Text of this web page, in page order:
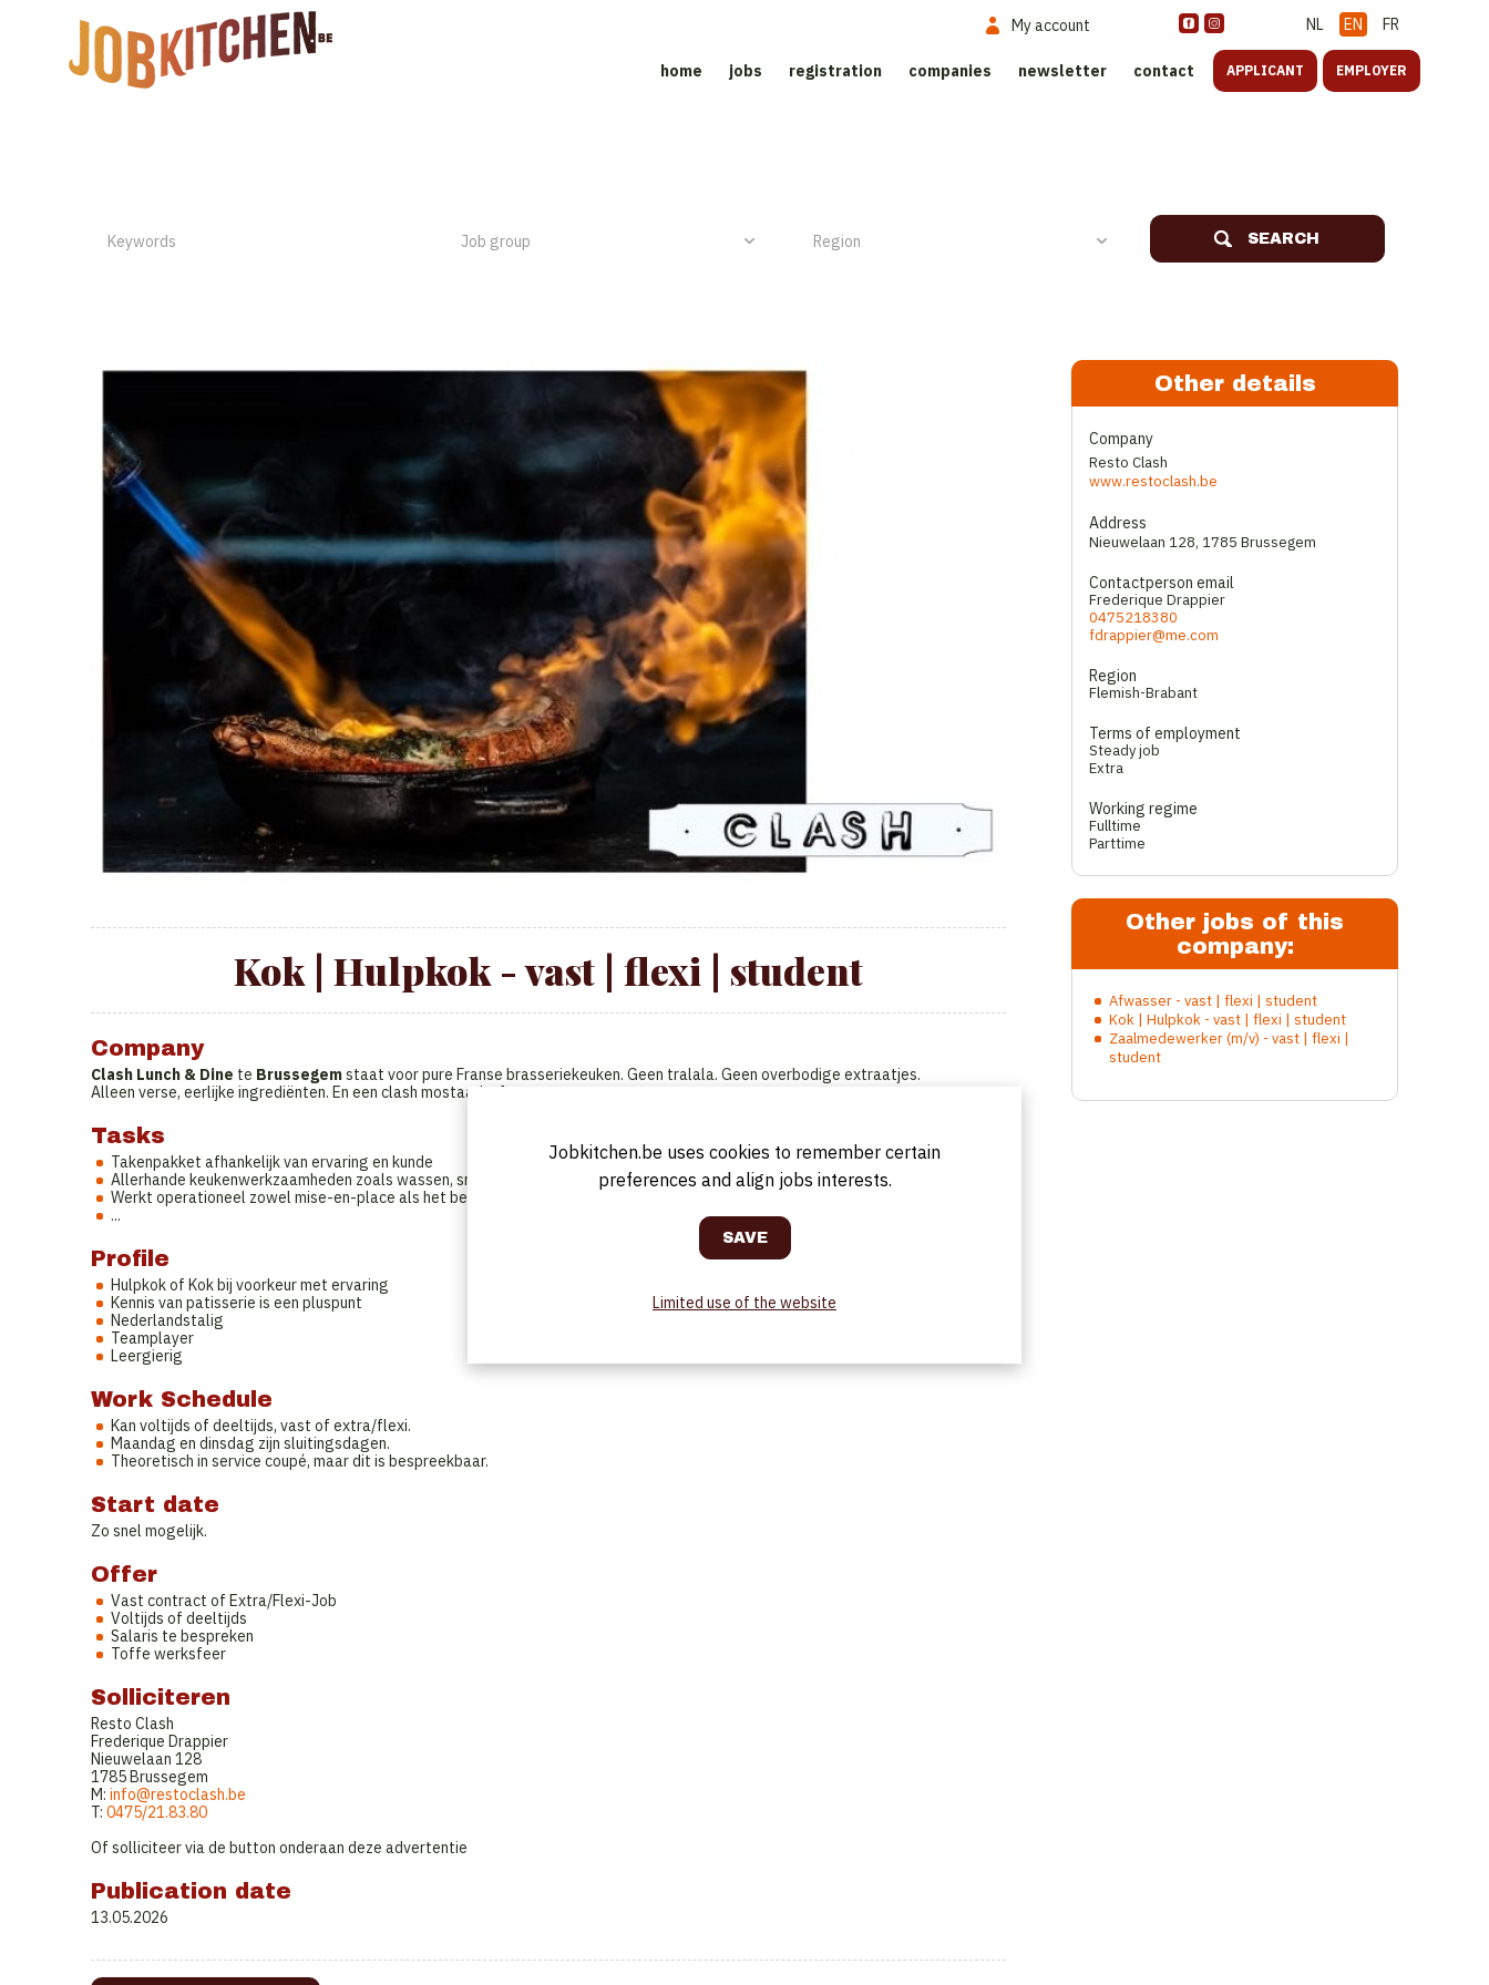
NL EN FR
My account
home jobs registration companies newsletter contact APPLICANT EMPLOYER
SEARCH
Kok | Hulpkok - vast | flexi | student
Company
Clash Lunch & Dine te Brussegemstaat voor pure Franse brasseriekeuken. Geen tralala. Geen overbodige extraatjes.
Alleen verse, eerlijke ingrediënten. En een clash mostaad, af en toe.
Tasks
Takenpakket afhankelijk van ervaring en kunde
Allerhande keukenwerkzaamheden zoals wassen, snijden, bakken, ...
Werkt operationeel zowel mise-en-place als het bereiden en garneren van gerechten
...
Profile
Hulpkok of Kok bij voorkeur met ervaring
Kennis van patisserie is een pluspunt
Nederlandstalig
Teamplayer
Leergierig
Work Schedule
Kan voltijds of deeltijds, vast of extra/flexi.
Maandag en dinsdag zijn sluitingsdagen.
Theoretisch in service coupé, maar dit is bespreekbaar.
Start date
Zo snel mogelijk.
Offer
Vast contract of Extra/Flexi-Job
Voltijds of deeltijds
Salaris te bespreken
Toffe werksfeer
Solliciteren
Resto Clash
Frederique Drappier
Nieuwelaan 128
1785 Brussegem
M: info@restoclash.be
T: 0475/21.83.80
Of solliciteer via de button onderaan deze advertentie
Publication date
13.05.2026
Other details
Company
Resto Clash
www.restoclash.be
Address
Nieuwelaan 128, 1785 Brussegem
Contactperson email
Frederique Drappier
0475218380
fdrappier@me.com
Region
Flemish-Brabant
Terms of employment
Steady job
Extra
Working regime
Fulltime
Parttime
Other jobs of this
company:
Afwasser - vast | flexi | student
Kok | Hulpkok - vast | flexi | student
Zaalmedewerker (m/v) - vast | flexi |
student
Jobkitchen.be uses cookies to remember certain
preferences and align jobs interests.
Limited use of the website